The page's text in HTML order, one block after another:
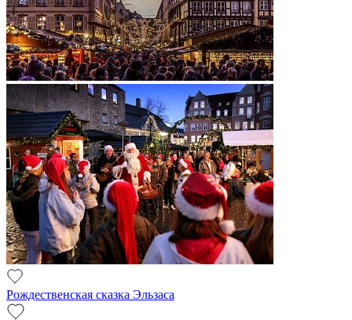
Рождественская сказка Эльзаса